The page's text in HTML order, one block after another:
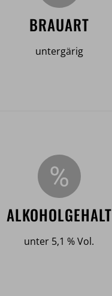
BRAUART
untergärig
ALKOHOLGEHALT
unter 5,1 % Vol.